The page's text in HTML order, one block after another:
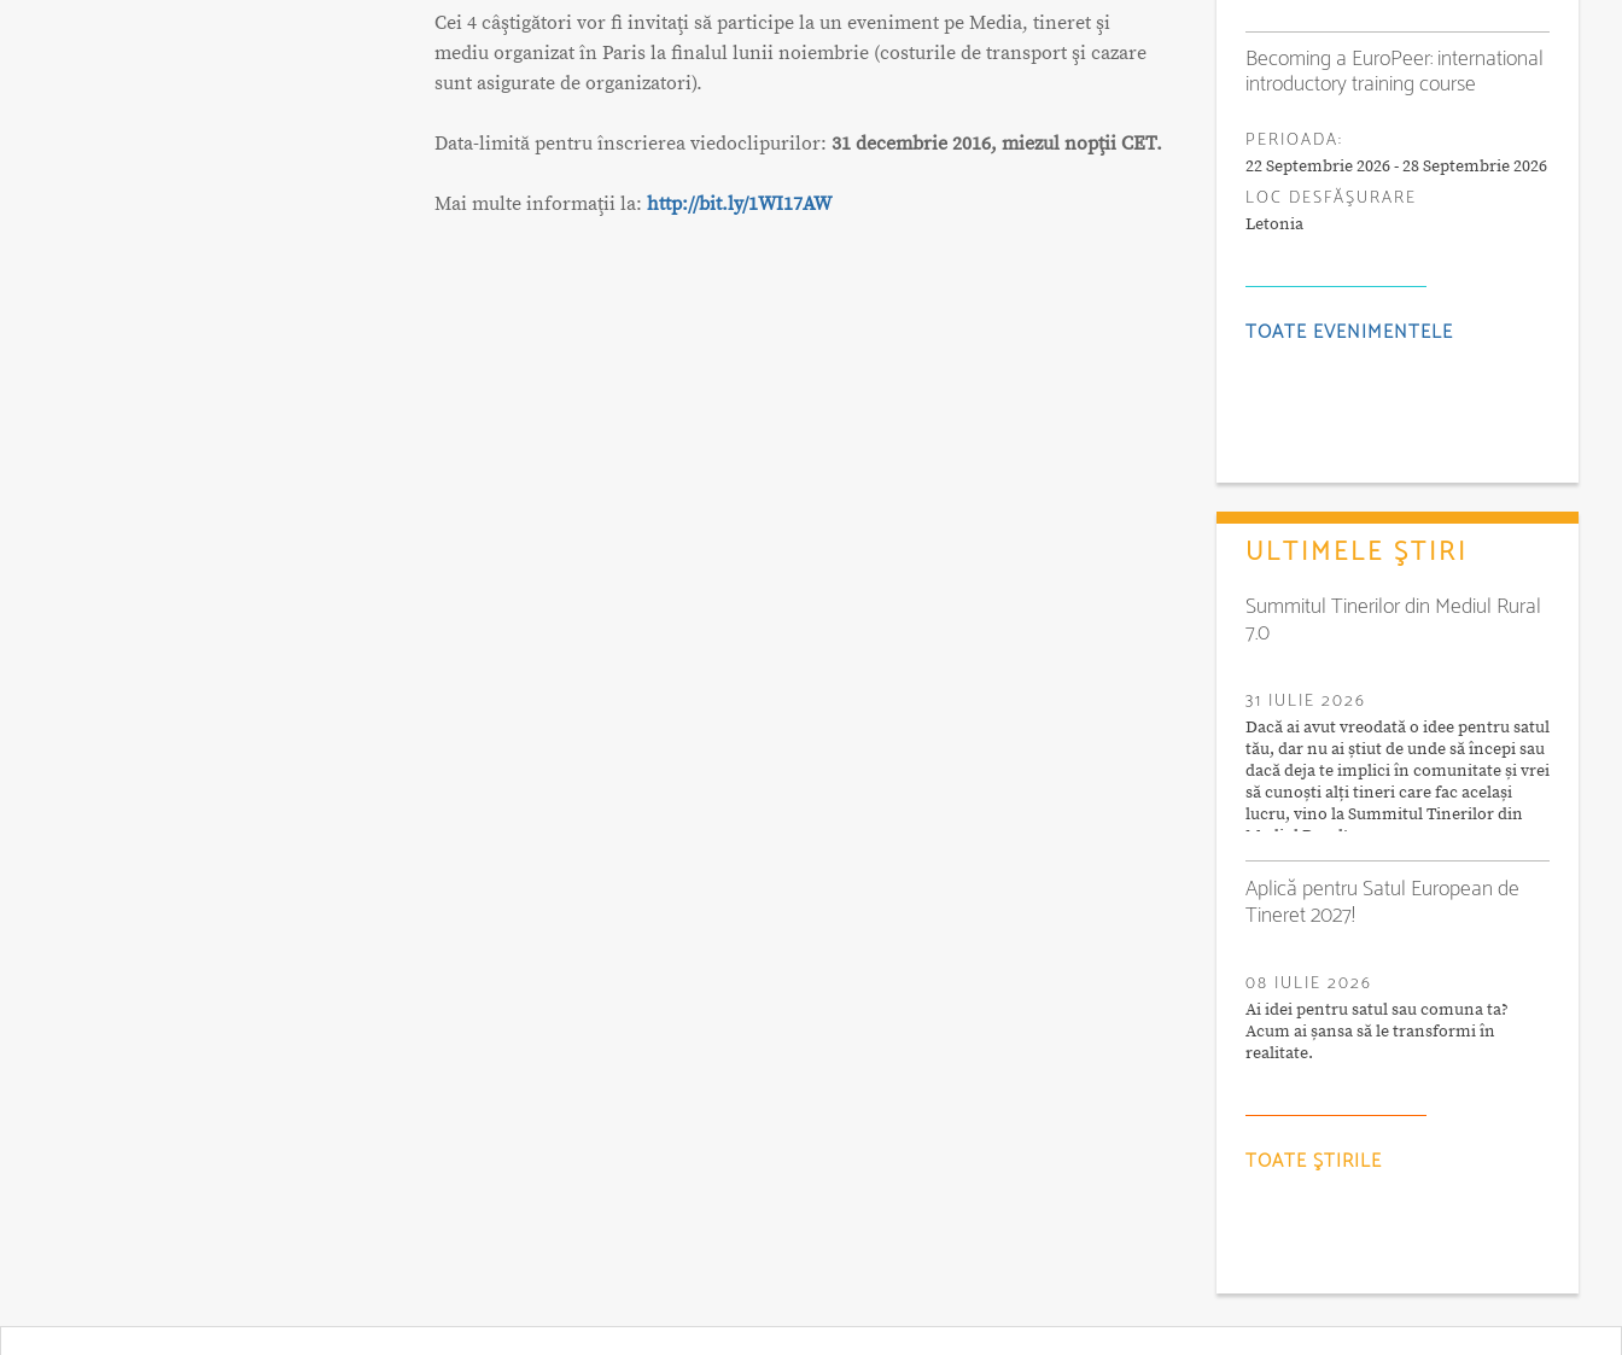
Cei 4 câştigători vor fi invitaţi să participe la un eveniment pe Media, tineret şi
mediu organizat în Paris la finalul lunii noiembrie (costurile de transport şi cazare
sunt asigurate de organizatori).
Data-limită pentru înscrierea viedoclipurilor: 31 decembrie 2016, miezul nopţii CET.
Mai multe informaţii la: http://bit.ly/1WI17AW
Becoming a EuroPeer: international
introductory training course
PERIOADA:
22 Septembrie 2026 - 28 Septembrie 2026
LOC DESFĂŞURARE
Letonia
TOATE EVENIMENTELE
ULTIMELE ŞTIRI
Summitul Tinerilor din Mediul Rural
7.0
31 IULIE 2026
Dacă ai avut vreodată o idee pentru satul
tău, dar nu ai știut de unde să începi sau
dacă deja te implici în comunitate și vrei
să cunoști alți tineri care fac același
lucru, vino la Summitul Tinerilor din
Mediul Rural!
Aplică pentru Satul European de
Tineret 2027!
08 IULIE 2026
Ai idei pentru satul sau comuna ta?
Acum ai șansa să le transformi în
realitate.
TOATE ŞTIRILE